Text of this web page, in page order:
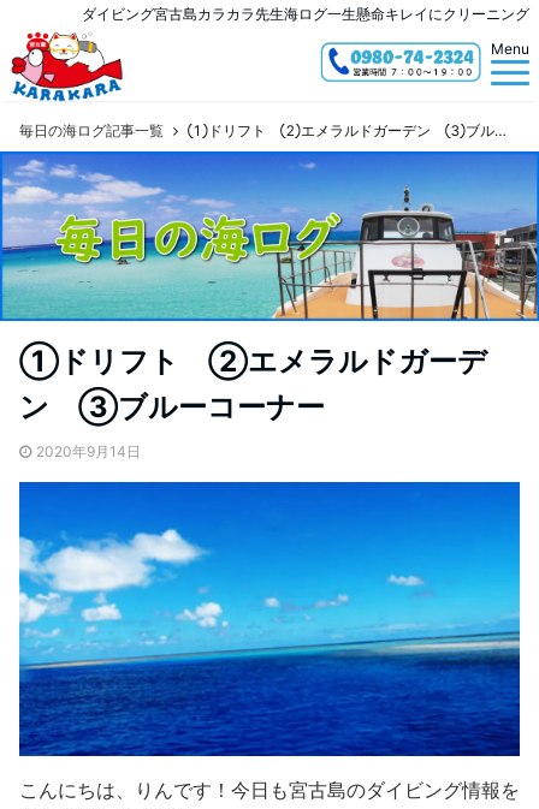
ダイビング宮古島カラカラ先生海ログ一生懸命キレイにクリーニング
Menu
毎日の海ログ記事一覧 ①ドリフト ②エメラルドガーデン ③ブルーコーナー
①ドリフト ②エメラルドガーデ
ン ③ブルーコーナー
2020年9月14日
こんにちは、りんです！今日も宮古島のダイビング情報を